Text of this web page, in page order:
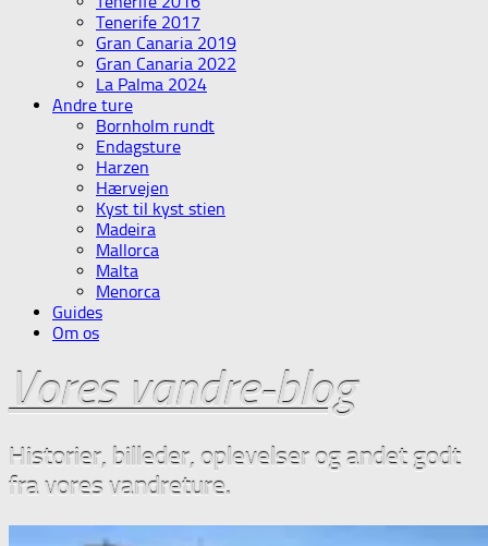
Tenerife 2017
Gran Canaria 2019
Gran Canaria 2022
La Palma 2024
Andre ture
Bornholm rundt
Endagsture
Harzen
Hærvejen
Kyst til kyst stien
Madeira
Mallorca
Malta
Menorca
Guides
Om os
Vores vandre-blog
Historier, billeder, oplevelser og andet godt
fra vores vandreture.